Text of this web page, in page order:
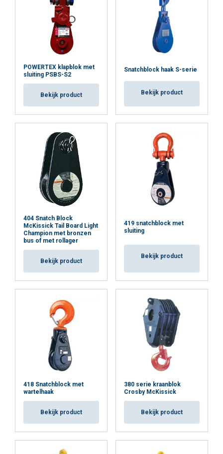
Opmerking:
POWERTEX klapblok met
sluiting PSBS-S2
Bekijk product
Snatchblock haak S-serie
Bekijk product
404 Snatch Block
McKissick Tail Board Light
Champion met bronzen
bus of met rollager
Bekijk product
419 snatchblock met
sluiting
Bekijk product
418 Snatchblock met
wartelhaak
Bekijk product
380 serie kraanblok
Crosby McKissick
Bekijk product